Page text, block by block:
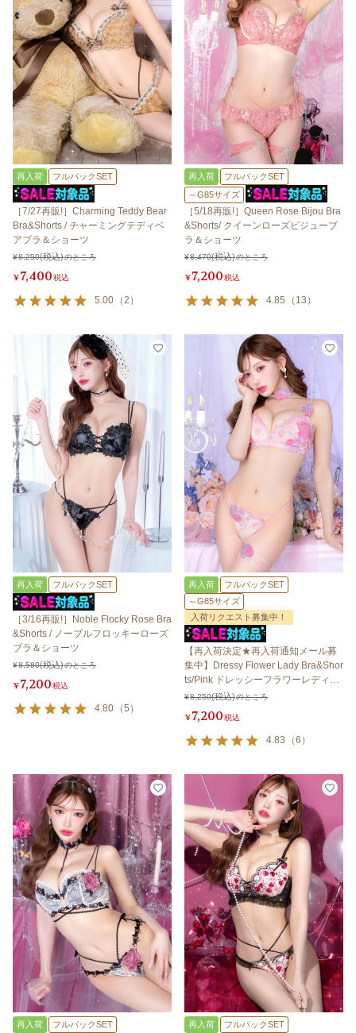
再入荷 フルバックSET
［7/27再販!］Charming Teddy Bear
Bra&Shorts / チャーミングテディベ
アブラ＆ショーツ
¥8,250 のところ
¥7,400税込
5.00 （2 ）
再入荷
フルバックSET
～G85サイズ
［5/18再販!］Queen Rose Bijou Bra
&Shorts/ クイーンローズビジューブ
ラ＆ショーツ
¥8,470 のところ
¥7,200税込
4.85 （ 13 ）
再入荷 フルバックSET
［3/16再販!］Noble Flocky Rose Bra
&Shorts / ノーブルフロッキーローズ
ブラ＆ショーツ
¥8,580 のところ
¥7,200税込
4.80 （5 ）
再入荷
フルバックSET
～G85サイズ
入荷リクエスト募集中！
【再入荷決定★再入荷通知メール募
集中】Dressy Flower Lady Bra&Shor
ts/Pink ドレッシーフラワーレディブ
ラ＆ショーツ /ピンク
¥8,250 のところ
¥7,200税込
4.83 （6 ）
再入荷 フルバックSET 再入荷 フルバックSET